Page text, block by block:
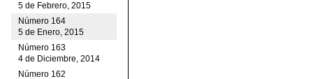
5 de Febrero, 2015
Número 164
5 de Enero, 2015
Número 163
4 de Diciembre, 2014
Número 162